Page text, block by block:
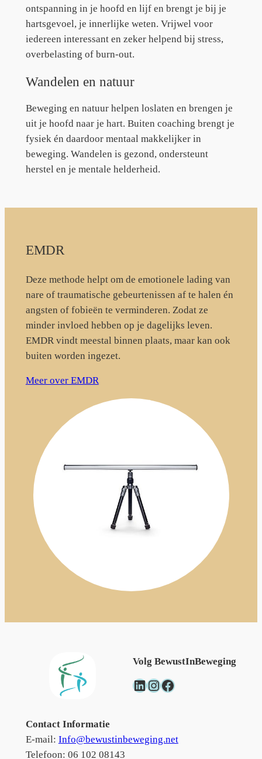
ontspanning in je hoofd en lijf en brengt je bij je
hartsgevoel, je innerlijke weten. Vrijwel voor
iedereen interessant en zeker helpend bij stress,
overbelasting of burn-out.
Wandelen en natuur
Beweging en natuur helpen loslaten en brengen je
uit je hoofd naar je hart. Buiten coaching brengt je
fysiek én daardoor mentaal makkelijker in
beweging. Wandelen is gezond, ondersteunt
herstel en je mentale helderheid.
EMDR
Deze methode helpt om de emotionele lading van
nare of traumatische gebeurtenissen af te halen én
angsten of fobieën te verminderen. Zodat ze
minder invloed hebben op je dagelijks leven.
EMDR vindt meestal binnen plaats, maar kan ook
buiten worden ingezet.
Meer over EMDR
Volg BewustInBeweging
LinkedIn InstagramFacebook
Contact Informatie
E-mail: Info@bewustinbeweging.net
Telefoon: 06 102 08143